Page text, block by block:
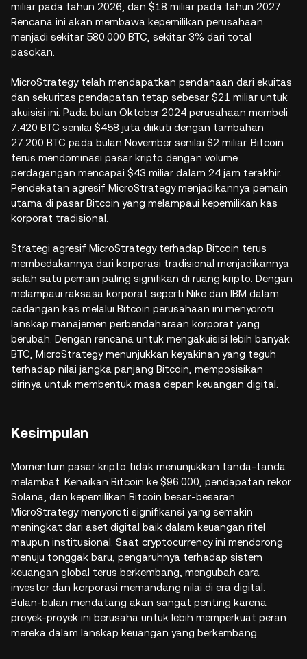
miliar pada tahun 2026, dan $18 miliar pada tahun 2027.
Rencana ini akan membawa kepemilikan perusahaan
menjadi sekitar 580.000 BTC, sekitar 3% dari total
pasokan.
MicroStrategy telah mendapatkan pendanaan dari ekuitas
dan sekuritas pendapatan tetap sebesar $21 miliar untuk
akuisisi ini. Pada bulan Oktober 2024 perusahaan membeli
7.420 BTC senilai $458 juta diikuti dengan tambahan
27.200 BTC pada bulan November senilai $2 miliar. Bitcoin
terus mendominasi pasar kripto dengan volume
perdagangan mencapai $43 miliar dalam 24 jam terakhir.
Pendekatan agresif MicroStrategy menjadikannya pemain
utama di pasar Bitcoin yang melampaui kepemilikan kas
korporat tradisional.
Strategi agresif MicroStrategy terhadap Bitcoin terus
membedakannya dari korporasi tradisional menjadikannya
salah satu pemain paling signifikan di ruang kripto. Dengan
melampaui raksasa korporat seperti Nike dan IBM dalam
cadangan kas melalui Bitcoin perusahaan ini menyoroti
lanskap manajemen perbendaharaan korporat yang
berubah. Dengan rencana untuk mengakuisisi lebih banyak
BTC, MicroStrategy menunjukkan keyakinan yang teguh
terhadap nilai jangka panjang Bitcoin, memposisikan
dirinya untuk membentuk masa depan keuangan digital.
Kesimpulan
Momentum pasar kripto tidak menunjukkan tanda-tanda
melambat. Kenaikan Bitcoin ke $96.000, pendapatan rekor
Solana, dan kepemilikan Bitcoin besar-besaran
MicroStrategy menyoroti signifikansi yang semakin
meningkat dari aset digital baik dalam keuangan ritel
maupun institusional. Saat cryptocurrency ini mendorong
menuju tonggak baru, pengaruhnya terhadap sistem
keuangan global terus berkembang, mengubah cara
investor dan korporasi memandang nilai di era digital.
Bulan-bulan mendatang akan sangat penting karena
proyek-proyek ini berusaha untuk lebih memperkuat peran
mereka dalam lanskap keuangan yang berkembang.